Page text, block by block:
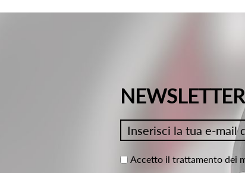
NEWSLETTER
Accetto il trattamento dei